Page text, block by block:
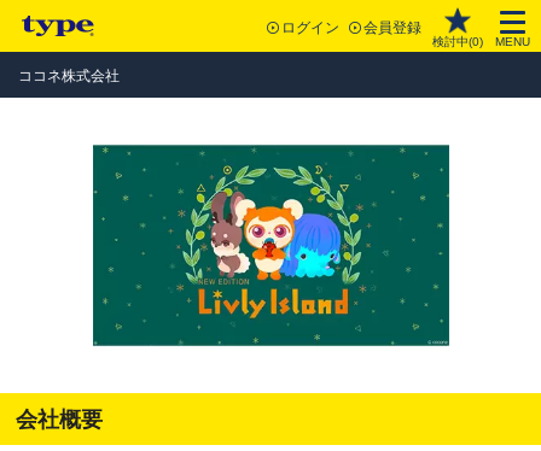
ログイン 会員登録
検討中(0) MENU
ココネ株式会社
会社概要